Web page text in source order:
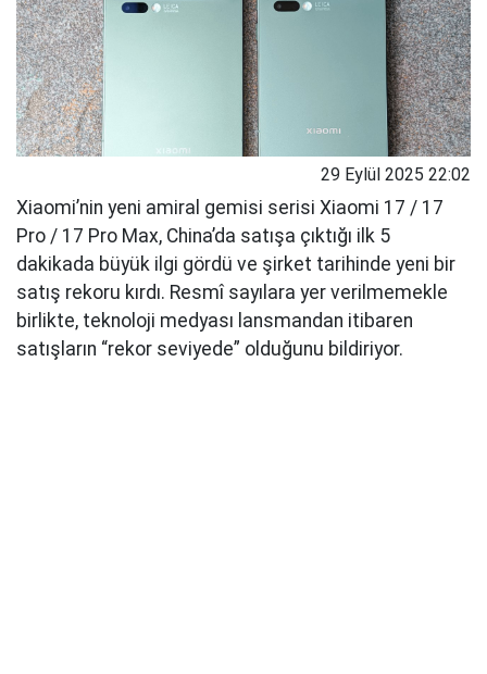
29 Eylül 2025 22:02
Xiaomi’nin yeni amiral gemisi serisi Xiaomi 17 / 17
Pro / 17 Pro Max, China’da satışa çıktığı ilk 5
dakikada büyük ilgi gördü ve şirket tarihinde yeni bir
satış rekoru kırdı. Resmî sayılara yer verilmemekle
birlikte, teknoloji medyası lansmandan itibaren
satışların “rekor seviyede” olduğunu bildiriyor.